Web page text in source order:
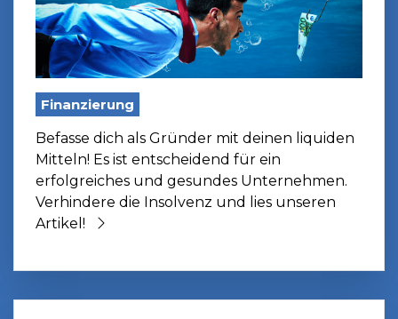
Finanzierung
Befasse dich als Gründer mit deinen liquiden
Mitteln! Es ist entscheidend für ein
erfolgreiches und gesundes Unternehmen.
Verhindere die Insolvenz und lies unseren
Artikel!